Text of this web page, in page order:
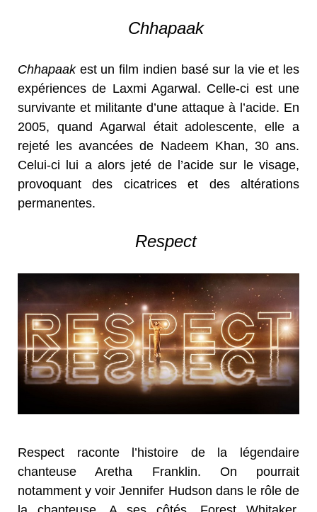
Chhapaak
Chhapaakest un film indien basé sur la vie et les
expériences de Laxmi Agarwal. Celle-ci est une
survivante et militante d’une attaque à l’acide. En
2005, quand Agarwal était adolescente, elle a
rejeté les avancées de Nadeem Khan, 30 ans.
Celui-ci lui a alors jeté de l’acide sur le visage,
provoquant des cicatrices et des altérations
permanentes.
Respect
Respect raconte l’histoire de la légendaire
chanteuse Aretha Franklin. On pourrait
notamment y voir Jennifer Hudson dans le rôle de